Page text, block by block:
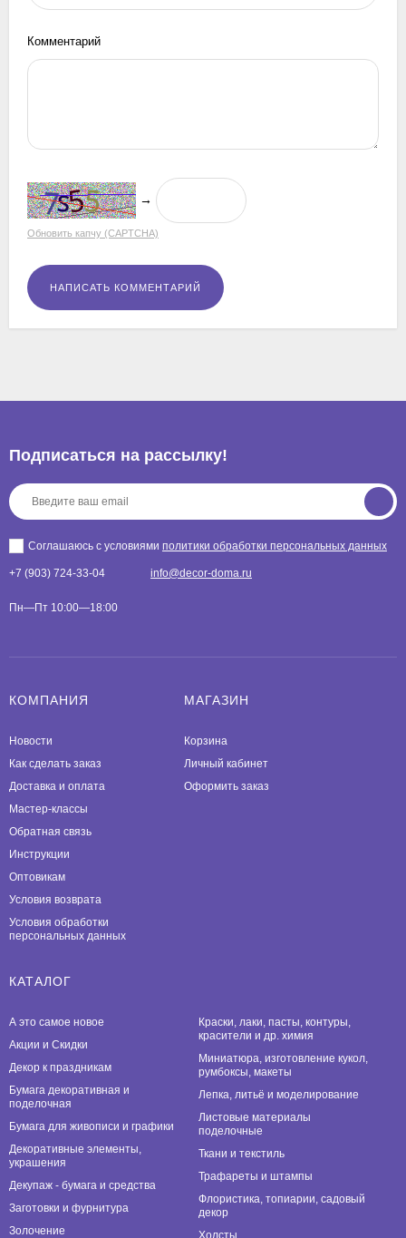
Комментарий
→
Обновить капчу (CAPTCHA)
Подписаться на рассылкy!
Соглашаюсь с условиями политики обработки персональных данных
+7 (903) 724-33-04 info@decor-doma.ru
Пн—Пт 10:00—18:00
КОМПАНИЯ
Новости
Как сделать заказ
Доставка и оплата
Мастер-классы
Обратная связь
Инструкции
Оптовикам
Условия возврата
Условия обработки
персональных данных
МАГАЗИН
Корзина
Личный кабинет
Оформить заказ
КАТАЛОГ
А это самое новое
Акции и Скидки
Декор к праздникам
Бумага декоративная и
поделочная
Бумага для живописи и графики
Декоративные элементы,
украшения
Декупаж - бумага и средства
Заготовки и фурнитура
Золочение
Краски, лаки, пасты, контуры,
красители и др. химия
Миниатюра, изготовление кукол,
румбоксы, макеты
Лепка, литьё и моделирование
Листовые материалы
поделочные
Ткани и текстиль
Трафареты и штампы
Флористика, топиарии, садовый
декор
Холсты